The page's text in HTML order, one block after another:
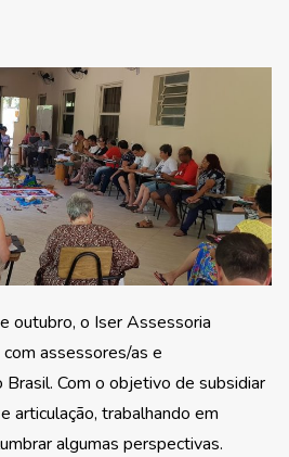
outubro, o Iser Assessoria
assessores/as e
Com o objetivo de subsidiar
articulação, trabalhando em
algumas perspectivas.